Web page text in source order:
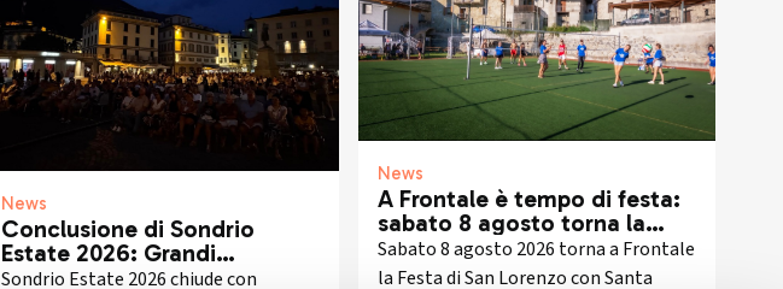
News
Conclusione di Sondrio
Estate 2026: Grandi
esibizioni e presenze in
Sondrio Estate 2026 chiude con
News
A Frontale è tempo di festa:
sabato 8 agosto torna la
tradizionale festa patronale
di San Lorenzo
Sabato 8 agosto 2026 torna a Frontale
la Festa di San Lorenzo con Santa